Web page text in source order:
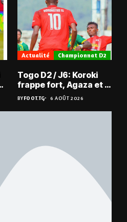
Actualité Championnat D2
Togo D2 / J6: Koroki
frappe fort, Agaza et la
JCA assurent,
suspense avant Sara
FC – Doumbé FC
BYFOOT.TG 6 AOÛT 2026